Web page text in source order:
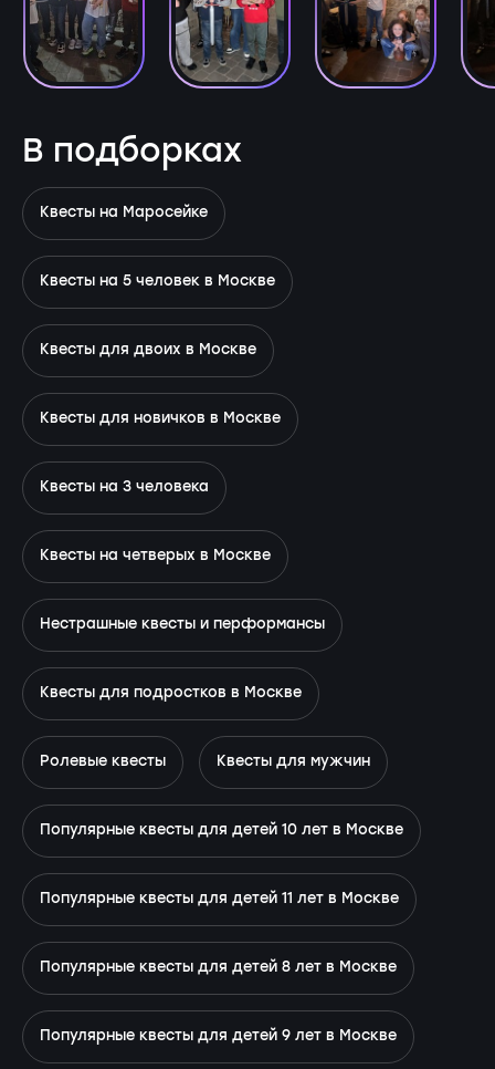
В подборках
Квесты на Маросейке
Квесты на 5 человек в Москве
Квесты для двоих в Москве
Квесты для новичков в Москве
Квесты на 3 человека
Квесты на четверых в Москве
Нестрашные квесты и перформансы
Квесты для подростков в Москве
Ролевые квесты Квесты для мужчин
Популярные квесты для детей 10 лет в Москве
Популярные квесты для детей 11 лет в Москве
Популярные квесты для детей 8 лет в Москве
Популярные квесты для детей 9 лет в Москве